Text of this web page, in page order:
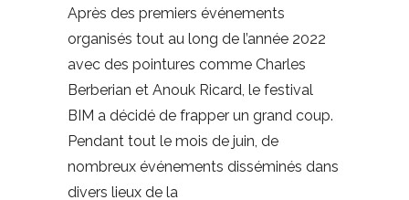
Après des premiers événements
organisés tout au long de l’année 2022
avec des pointures comme Charles
Berberian et Anouk Ricard, le festival
BIM a décidé de frapper un grand coup.
Pendant tout le mois de juin, de
nombreux événements disséminés dans
divers lieux de la